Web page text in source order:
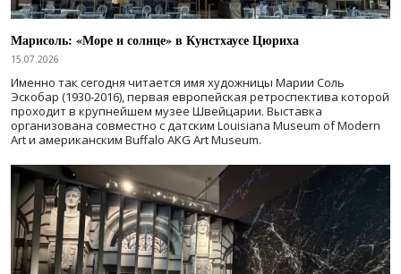
Марисоль: «Море и солнце» в Кунстхаусе Цюриха
15.07.2026
Именно так сегодня читается имя художницы Марии Соль
Эскобар (1930-2016), первая европейская ретроспектива которой
проходит в крупнейшем музее Швейцарии. Выставка
организована совместно с датским Louisiana Museum of Modern
Art и американским Buffalo AKG Art Museum.